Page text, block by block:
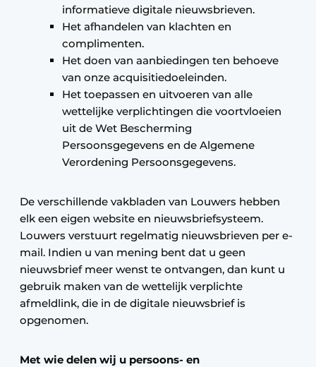
informatieve digitale nieuwsbrieven.
Het afhandelen van klachten en
complimenten.
Het doen van aanbiedingen ten behoeve
van onze acquisitiedoeleinden.
Het toepassen en uitvoeren van alle
wettelijke verplichtingen die voortvloeien
uit de Wet Bescherming
Persoonsgegevens en de Algemene
Verordening Persoonsgegevens.
De verschillende vakbladen van Louwers hebben
elk een eigen website en nieuwsbriefsysteem.
Louwers verstuurt regelmatig nieuwsbrieven per e-
mail. Indien u van mening bent dat u geen
nieuwsbrief meer wenst te ontvangen, dan kunt u
gebruik maken van de wettelijk verplichte
afmeldlink, die in de digitale nieuwsbrief is
opgenomen.
Met wie delen wij u persoons- en